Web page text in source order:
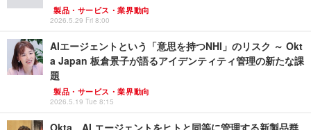
製品・サービス・業界動向
2026.5.29 Fri 8:00
AIエージェントという「意思を持つNHI」のリスク ～ Okt
a Japan 板倉景子が語るアイデンティティ管理の新たな課
題
製品・サービス・業界動向
2026.5.19 Tue 8:15